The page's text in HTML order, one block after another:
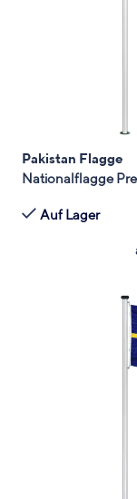
Pakistan Flagge
Nationalflagge
Auf Lager